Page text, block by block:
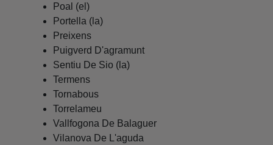
Poal (el)
Portella (la)
Preixens
Puigverd D'agramunt
Sentiu De Sio (la)
Termens
Tornabous
Torrelameu
Vallfogona De Balaguer
Vilanova De L'aguda